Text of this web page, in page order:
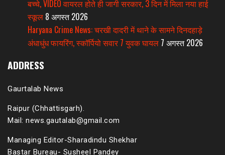
बच्चे, VIDEO वायरल होते ही जागी सरकार, 3 दिन में मिला नया हाई
स्कूल 8 अगस्त 2026
Haryana Crime News: चरखी दादरी में थाने के सामने दिनदहाड़े
अंधाधुंध फायरिंग, स्कॉर्पियो सवार 7 युवक घायल 7 अगस्त 2026
ADDRESS
Gaurtalab News
Raipur (Chhattisgarh).
Mail: news.gautalab@gmail.com
Managing Editor-Sharadindu Shekhar
Bastar Bureau- Susheel Pandey